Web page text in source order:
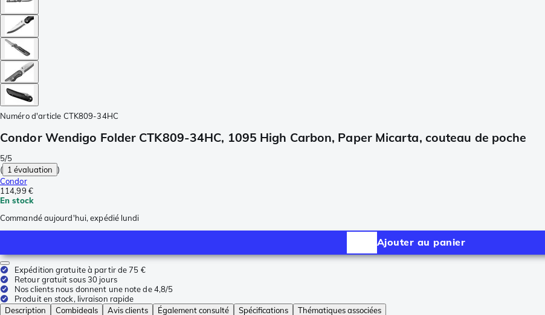
Numéro d'article CTK809-34HC
Condor Wendigo Folder CTK809-34HC, 1095 High Carbon, Paper Micarta, couteau de poche
5/5
( 1 évaluation )
Condor
114,99 €
En stock
Commandé aujourd'hui, expédié lundi
Ajouter au panier
Expédition gratuite à partir de 75 €
Retour gratuit sous 30 jours
Nos clients nous donnent une note de 4,8/5
Produit en stock, livraison rapide
Description
Combideals Avis clients Également consulté Spécifications Thématiques associées